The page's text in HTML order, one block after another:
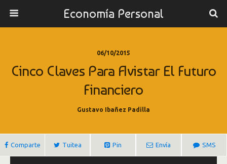
Economía Personal
06/10/2015
Cinco Claves Para Avistar El Futuro
Financiero
Gustavo Ibañez Padilla
Comparte Tuitea Pin Envía SMS